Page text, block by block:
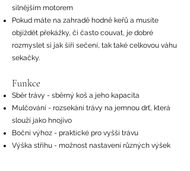
silnějším motorem
Pokud máte na zahradě hodně keřů a musíte
objíždět překážky, či často couvat, je dobré
rozmyslet si jak šíři sečení, tak také celkovou váhu
sekačky.
Funkce
Sběr trávy - sběrný koš a jeho kapacita
Mulčování - rozsekání trávy na jemnou drť, která
slouží jako hnojivo
Boční výhoz - praktické pro vyšší trávu
Výška střihu - možnost nastavení různých výšek